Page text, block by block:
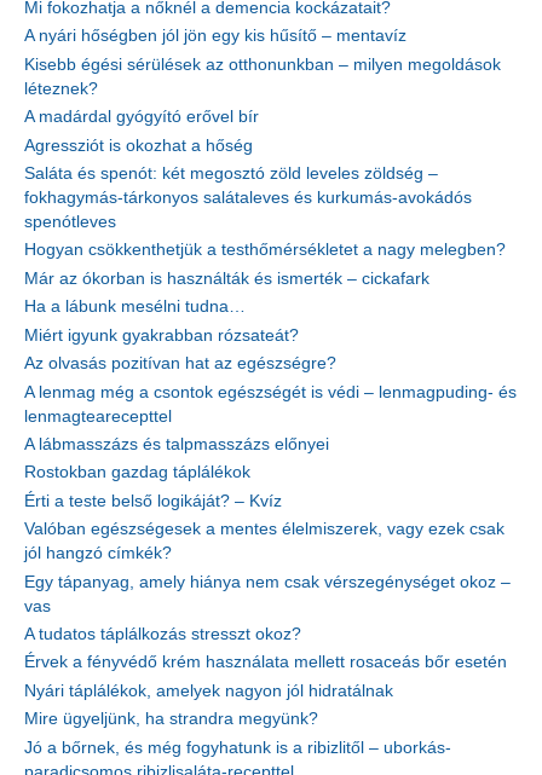
Mi fokozhatja a nőknél a demencia kockázatait?
A nyári hőségben jól jön egy kis hűsítő – mentavíz
Kisebb égési sérülések az otthonunkban – milyen megoldások
léteznek?
A madárdal gyógyító erővel bír
Agressziót is okozhat a hőség
Saláta és spenót: két megosztó zöld leveles zöldség –
fokhagymás-tárkonyos salátaleves és kurkumás-avokádós
spenótleves
Hogyan csökkenthetjük a testhőmérsékletet a nagy melegben?
Már az ókorban is használták és ismerték – cickafark
Ha a lábunk mesélni tudna…
Miért igyunk gyakrabban rózsateát?
Az olvasás pozitívan hat az egészségre?
A lenmag még a csontok egészségét is védi – lenmagpuding- és
lenmagtearecepttel
A lábmasszázs és talpmasszázs előnyei
Rostokban gazdag táplálékok
Érti a teste belső logikáját? – Kvíz
Valóban egészségesek a mentes élelmiszerek, vagy ezek csak
jól hangzó címkék?
Egy tápanyag, amely hiánya nem csak vérszegénységet okoz –
vas
A tudatos táplálkozás stresszt okoz?
Érvek a fényvédő krém használata mellett rosaceás bőr esetén
Nyári táplálékok, amelyek nagyon jól hidratálnak
Mire ügyeljünk, ha strandra megyünk?
Jó a bőrnek, és még fogyhatunk is a ribizlitől – uborkás-